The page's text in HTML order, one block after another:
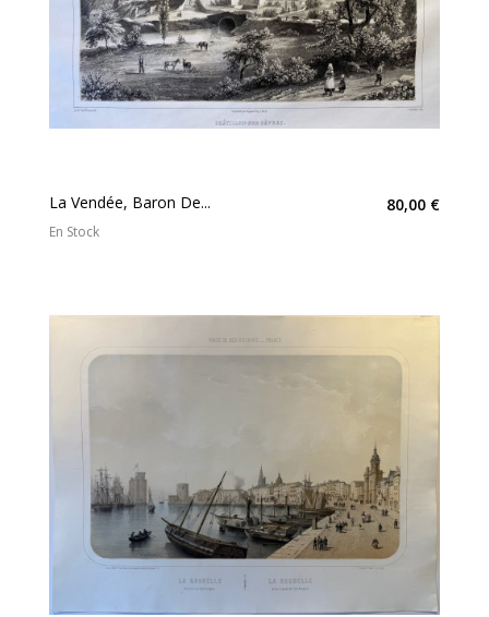
La Vendée, Baron De... 80,00 €
En Stock